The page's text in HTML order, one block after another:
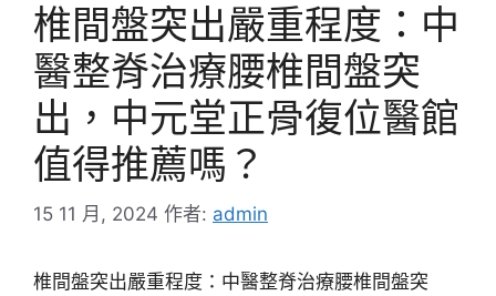
椎間盤突出嚴重程度：中
醫整脊治療腰椎間盤突
出，中元堂正骨復位醫館
值得推薦嗎？
15 11 月, 2024 作者: admin
椎間盤突出嚴重程度：中醫整脊治療腰椎間盤突